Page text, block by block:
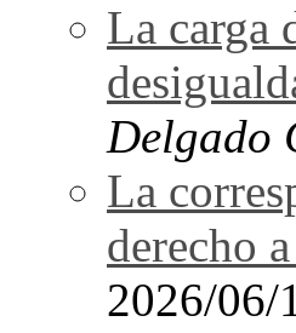
La carga
Delgado
La
derecho
2026/06/